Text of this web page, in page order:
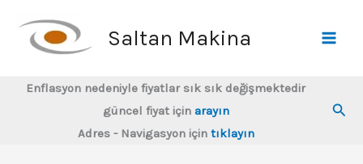
Saltan Makina
Enflasyon nedeniyle fiyatlar sık sık değişmektedir
güncel fiyat için arayın
Adres - Navigasyon için tıklayın